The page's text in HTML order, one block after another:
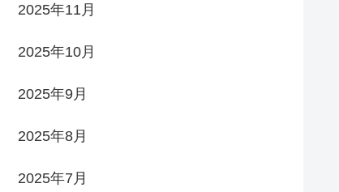
2025年11月
2025年10月
2025年9月
2025年8月
2025年7月